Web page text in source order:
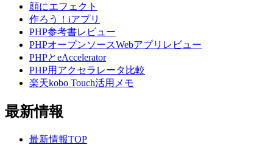
顔にエフェクト
作ろう！iアプリ
PHP参考書レビュー
PHPオープンソースWebアプリレビュー
PHPとeAccelerator
PHP用アクセラレータ比較
楽天kobo Touch活用メモ
最新情報
最新情報TOP